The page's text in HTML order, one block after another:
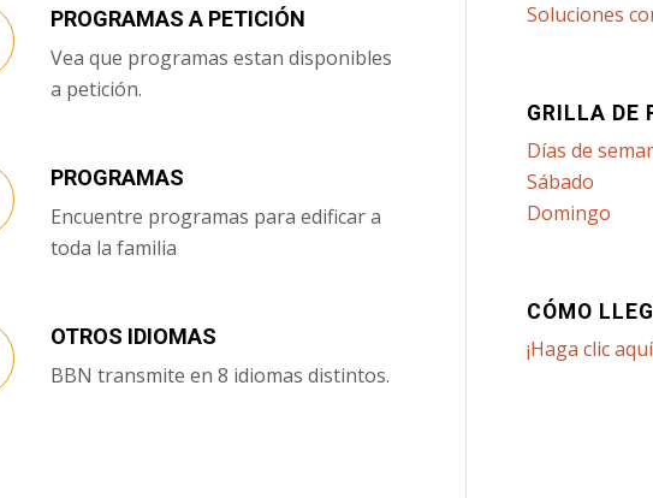
PROGRAMAS A PETICIÓN
Vea que programas estan disponibles
a petición.
PROGRAMAS
Encuentre programas para edificar a
toda la familia
OTROS IDIOMAS
BBN transmite en 8 idiomas distintos.
Soluciones
GRILLA DE
Días de
Sábado
Domingo
CÓMO
¡Haga clic